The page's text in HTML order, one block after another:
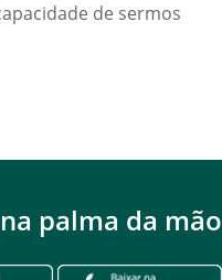
de sermos
palma da mão